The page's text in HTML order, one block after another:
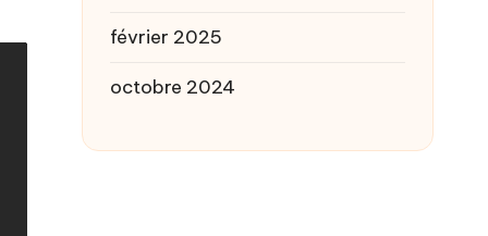
février 2025
octobre 2024